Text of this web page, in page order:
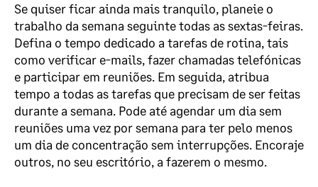
Se quiser ficar ainda mais tranquilo, planeie o
trabalho da semana seguinte todas as sextas-feiras.
Defina o tempo dedicado a tarefas de rotina, tais
como verificar e-mails, fazer chamadas telefónicas
e participar em reuniões. Em seguida, atribua
tempo a todas as tarefas que precisam de ser feitas
durante a semana. Pode até agendar um dia sem
reuniões uma vez por semana para ter pelo menos
um dia de concentração sem interrupções. Encoraje
outros, no seu escritório, a fazerem o mesmo.